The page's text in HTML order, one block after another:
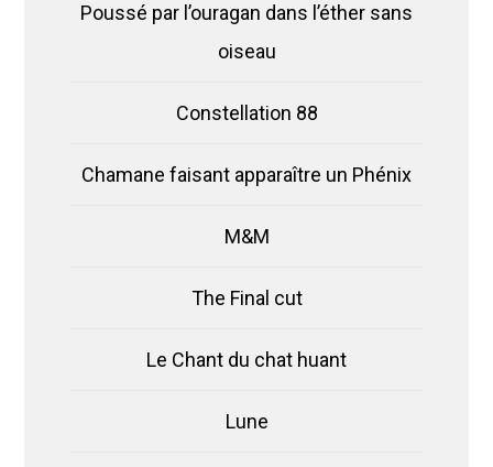
Poussé par l’ouragan dans l’éther sans
oiseau
Constellation 88
Chamane faisant apparaître un Phénix
M&M
The Final cut
Le Chant du chat huant
Lune